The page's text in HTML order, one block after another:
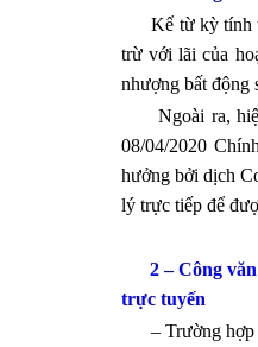
Kể từ kỳ tính
trừ với lãi của
nhượng bất động
Ngoài ra, hiện
08/04/2020
hưởng bởi dịch
lý trực tiếp để
2 – Công
trực tuyến
– Trường hợp